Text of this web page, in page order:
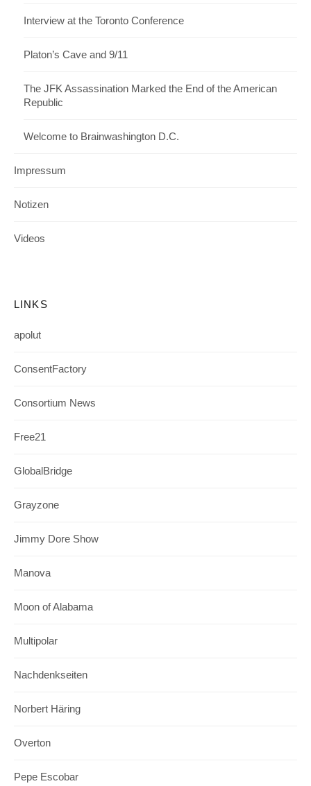
Interview at the Toronto Conference
Platon’s Cave and 9/11
The JFK Assassination Marked the End of the American
Republic
Welcome to Brainwashington D.C.
Impressum
Notizen
Videos
LINKS
apolut
ConsentFactory
Consortium News
Free21
GlobalBridge
Grayzone
Jimmy Dore Show
Manova
Moon of Alabama
Multipolar
Nachdenkseiten
Norbert Häring
Overton
Pepe Escobar